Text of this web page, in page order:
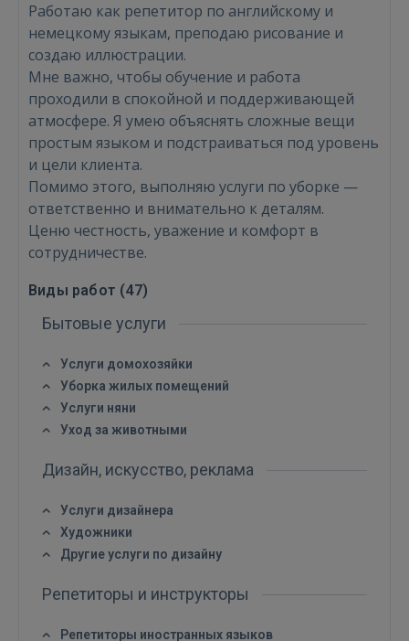
Войти
Работаю как репетитор по английскому и
немецкому языкам, преподаю рисование и
создаю иллюстрации.
Мне важно, чтобы обучение и работа
проходили в спокойной и поддерживающей
атмосфере. Я умею объяснять сложные вещи
простым языком и подстраиваться под уровень
и цели клиента.
Помимо этого, выполняю услуги по уборке —
ответственно и внимательно к деталям.
Ценю честность, уважение и комфорт в
сотрудничестве.
Виды работ (47)
Бытовые услуги
Услуги домохозяйки
Уборка жилых помещений
Услуги няни
Уход за животными
Дизайн, искусство, реклама
Услуги дизайнера
Художники
Другие услуги по дизайну
Репетиторы и инструкторы
Репетиторы иностранных языков